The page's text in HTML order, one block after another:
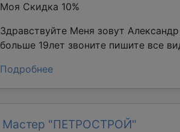
Моя Скидка 10%
Здравствуйте Меня зовут
больше 19лет звоните пишите все
Подробнее
Мастер "ПЕТРОСТРОЙ"